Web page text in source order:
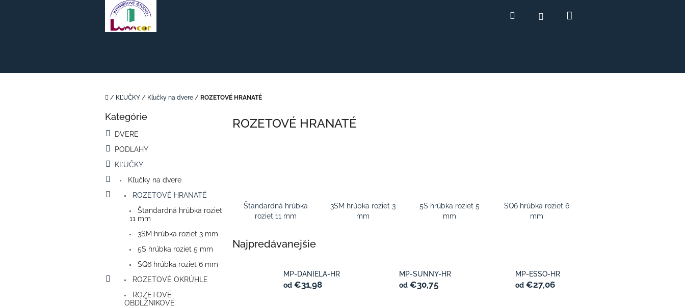
Hľadať Prihlásenie
Domov
/ KĽUČKY / Kľučky na dvere / ROZETOVÉ HRANATÉ
Preskočiť
Kategórie
DVERE
PODLAHY
KĽUČKY
Kľučky na dvere
ROZETOVÉ HRANATÉ
Štandardná hrúbka roziet
11 mm
3SM hrúbka roziet 3 mm
5S hrúbka roziet 5 mm
SQ6 hrúbka roziet 6 mm
ROZETOVÉ OKRÚHLE
ROZETOVÉ
OBDĹŽNIKOVÉ
ROZETOVÉ HRANATÉ
Štandardná hrúbka
roziet 11 mm
3SM hrúbka roziet 3
mm
5S hrúbka roziet 5
mm
SQ6 hrúbka roziet 6
mm
Najpredávanejšie
MP-DANIELA-HR
od €31,98
MP-SUNNY-HR
od €30,75
MP-ESSO-HR
od€27,06